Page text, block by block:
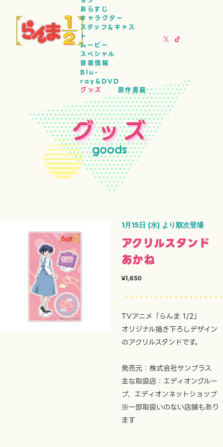
あらすじ
キャラクター
スタッフ&キャス
ト
ムービー
スペシャル
音楽情報
Blu-
ray&DVD
グッズ
原作書籍
グッズ
goods
1月15日 (水) より順次登場
アクリルスタンド
あかね
¥1,650
TVアニメ「らんま 1/2」
オリジナル描き下ろしデザイン
のアクリルスタンドです。
発売元：株式会社サンプラス
主な取扱店：エディオングルー
プ、エディオンネットショップ
※一部取扱いのない店舗もあり
ます